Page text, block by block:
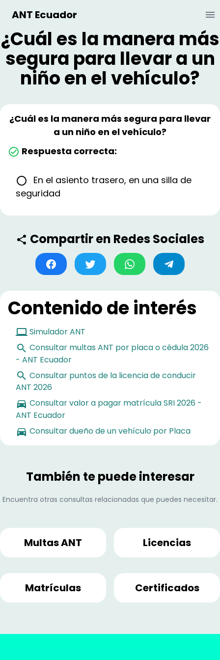
ANT Ecuador
¿Cuál es la manera más
segura para llevar a un
niño en el vehículo?
¿Cuál es la manera más segura para llevar
a un niño en el vehículo?
Respuesta correcta:
En el asiento trasero, en una silla de
seguridad
Compartir en Redes Sociales
Contenido de interés
Simulador ANT
Consultar multas ANT por placa o cédula 2026
- ANT Ecuador
Consultar puntos de la licencia de conducir
ANT 2026
Consultar valor a pagar matrícula SRI 2026 -
ANT Ecuador
Consultar dueño de un vehículo por Placa
También te puede interesar
Encuentra otras consultas relacionadas que puedes necesitar.
Multas ANT Licencias
Matrículas Certificados